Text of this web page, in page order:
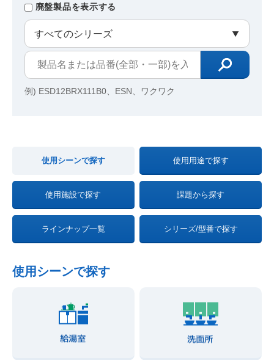
廃盤製品を表示する
例) ESD12BRX111B0、ESN、ワクワク
使用シーンで探す 使用用途で探す
使用施設で探す 課題から探す
ラインナップ一覧 シリーズ/型番で探す
使用シーンで探す